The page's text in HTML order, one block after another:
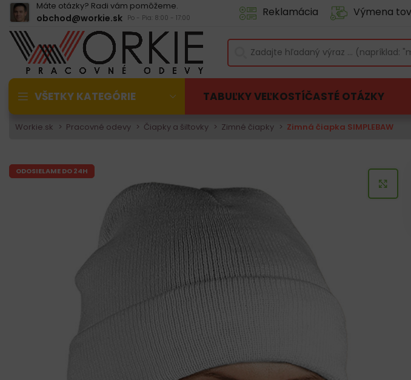
Máte otázky? Radi vám pomôžeme.
obchod@workie.sk Po - Pia: 8:00 - 17:00 Reklamácia Výmena
VŠETKY KATEGÓRIE TABUĽKY VEĽKOSTÍČASTÉ OTÁZKY
Workie.sk Pracovné odevy Čiapky a šiltovky Zimné čiapky Zimná čiapka SIMPLEBAW
ODOSIELAME DO 24H